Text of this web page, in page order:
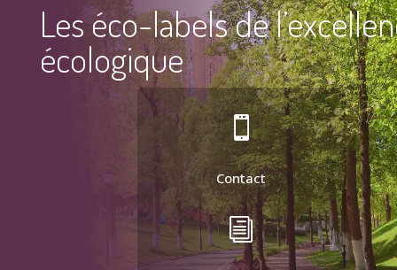
Les éco-labels de
écologique

Contact
i